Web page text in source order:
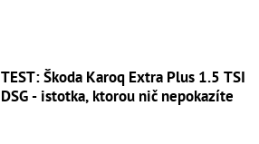
TEST: Škoda Karoq Extra Plus 1.5 TSI
DSG - istotka, ktorou nič nepokazíte